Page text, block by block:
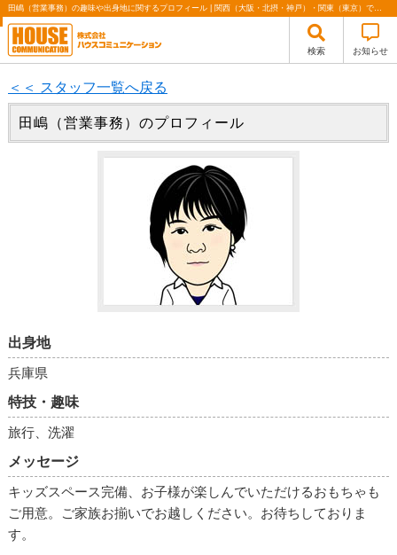
田嶋（営業事務）の趣味や出身地に関するプロフィール | 関西（大阪・北摂・神戸）・関東（東京）で不動産の購入・売却、注文住宅、リノベーションの事なら株式会社ハウスコミュニケーション
検索 お知らせ
＜＜ スタッフ一覧へ戻る
田嶋（営業事務）のプロフィール
出身地
兵庫県
特技・趣味
旅行、洗濯
メッセージ
キッズスペース完備、お子様が楽しんでいただけるおもちゃも
ご用意。ご家族お揃いでお越しください。お待ちしておりま
す。